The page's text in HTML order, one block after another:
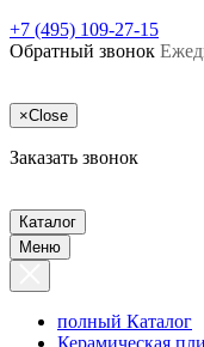
+7 (495) 109-27-15
Обратный звонок
×Close
Заказать звонок
Каталог
Меню
полный Каталог
Керамическая